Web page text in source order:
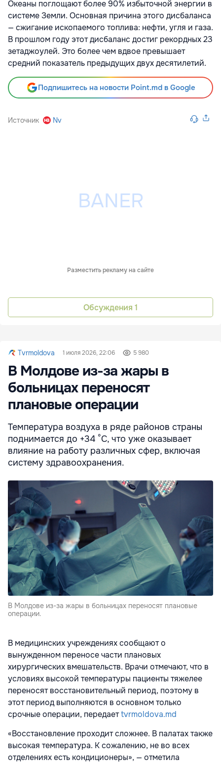
Океаны поглощают более 90% избыточной энергии в
системе Земли. Основная причина этого дисбаланса
— сжигание ископаемого топлива: нефти, угля и газа.
В прошлом году этот дисбаланс достиг рекордных 23
зетаджоулей. Это более чем вдвое превышает
средний показатель предыдущих двух десятилетий.
Подпишитесь на новости Point.md в Google
Источник Nv
Разместить рекламу на сайте
Обсуждения 1
Tvrmoldova 1 июля 2026, 22:06 5 980
В Молдове из-за жары в
больницах переносят
плановые операции
Температура воздуха в ряде районов страны
поднимается до +34 °C, что уже оказывает
влияние на работу различных сфер, включая
систему здравоохранения.
В Молдове из-за жары в больницах переносят плановые
операции.
В медицинских учреждениях сообщают о
вынужденном переносе части плановых
хирургических вмешательств. Врачи отмечают, что в
условиях высокой температуры пациенты тяжелее
переносят восстановительный период, поэтому в
этот период выполняются в основном только
срочные операции, передаетtvrmoldova.md
«Восстановление проходит сложнее. В палатах также
высокая температура. К сожалению, не во всех
отделениях есть кондиционеры», — отметила